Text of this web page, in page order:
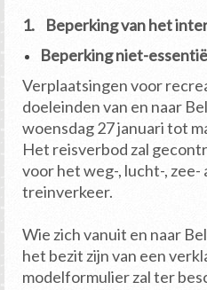
1. Beperking van het
Beperking niet-
Verplaatsingen voor
doeleinden van en naar
woensdag 27 januari tot
Het reisverbod zal
voor het weg-, lucht-, zee-
treinverkeer.
Wie zich vanuit en naar
het bezit zijn van een
modelformulier zal ter